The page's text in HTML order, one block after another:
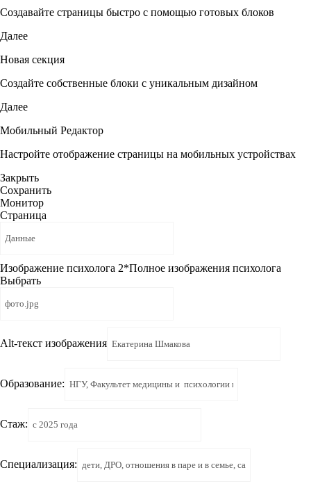
Создавайте страницы быстро с помощью готовых блоков
Далее
Новая секция
Создайте собственные блоки с уникальным дизайном
Далее
Мобильный Редактор
Настройте отображение страницы на мобильных устройствах
Закрыть
Сохранить
Монитор
Страница
Изображение психолога 2*Полное изображения психолога
Выбрать
Alt-текст изображения
Образование:
Стаж:
Специализация: